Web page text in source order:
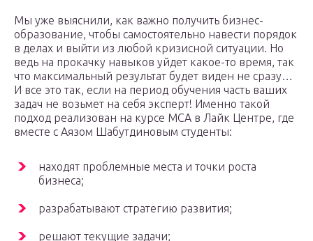
Мы уже выяснили, как важно получить бизнес-
образование, чтобы самостоятельно навести порядок
в делах и выйти из любой кризисной ситуации. Но
ведь на прокачку навыков уйдет какое-то время, так
что максимальный результат будет виден не сразу…
И все это так, если на период обучения часть ваших
задач не возьмет на себя эксперт! Именно такой
подход реализован на курсе МСА в Лайк Центре, где
вместе с Аязом Шабутдиновым студенты:
находят проблемные места и точки роста
бизнеса;
разрабатывают стратегию развития;
решают текущие задачи;